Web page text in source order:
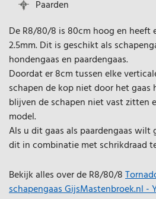
Paarden
De R8/80/8 is 80cm hoog en heeft
2.5mm. Dit is geschikt als
hondengaas en paardengaas.
Doordat er 8cm tussen elke
schapen de kop niet door het gaas
blijven de schapen niet vast zitten
model.
Als u dit gaas als paardengaas wilt
dit in combinatie met schrikdraad
Bekijk alles over de R8/80/8
schapengaas GijsMastenbroek.nl -